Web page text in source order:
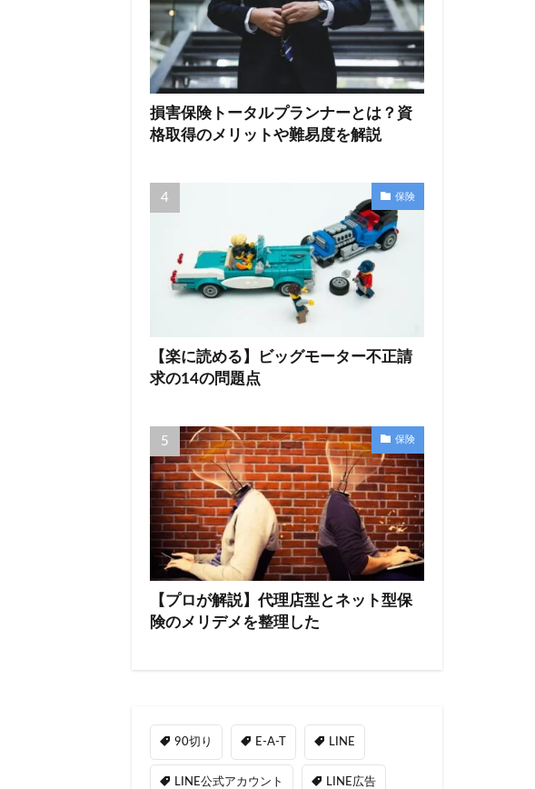
損害保険トータルプランナーとは？資
格取得のメリットや難易度を解説
保険
【楽に読める】ビッグモーター不正請
求の14の問題点
保険
【プロが解説】代理店型とネット型保
険のメリデメを整理した
90切り E-A-T LINE
LINE公式アカウント LINE広告